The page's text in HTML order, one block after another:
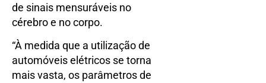
de sinais mensuráveis ​​no
cérebro e no corpo.
“À medida que a utilização de
automóveis elétricos se torna
mais vasta, os parâmetros de